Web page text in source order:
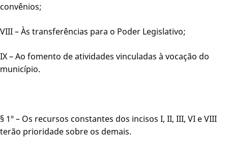
convênios;
VIII – Às transferências para o Poder Legislativo;
IX – Ao fomento de atividades vinculadas à vocação do
município.
§ 1º – Os recursos constantes dos incisos I, II, III, VI e VIII
terão prioridade sobre os demais.